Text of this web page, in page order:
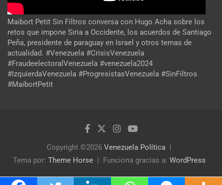
Maibort Petit Sin Filtros conversa con Hugo Acha sobre los
retos que impone Siria a Occidente, los acuerdos de Santiago
Peña, presidente de paraguay en Israel y otros temas de
actualidad. #Venezuela #CrisisVenezuela
#FraudeelectoralVenezuela #venezuela2024
#IzquierdaVenezuela #ProgresistasVenezuela #SinFiltros
#MaibortPetit
Copyright ©2026 Venezuela Política
Tema por: Theme Horse Funciona gracias a: WordPress